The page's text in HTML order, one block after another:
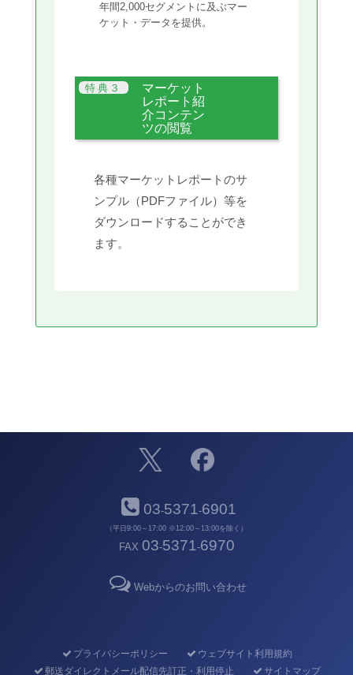
年間2,000セグメントに及ぶマー
ケット・データを提供。
マーケット
レポート紹
介コンテン
ツの閲覧
各種マーケットレポートのサ
ンプル（PDFファイル）等を
ダウンロードすることができ
ます。
03-5371-6901
（平日9:00～17:00 ※12:00～13:00を除く）
FAX 03-5371-6970
Webからのお問い合わせ
プライバシーポリシー
ウェブサイト利用規約
郵送ダイレクトメール配信先訂正・利用停止
サイトマップ